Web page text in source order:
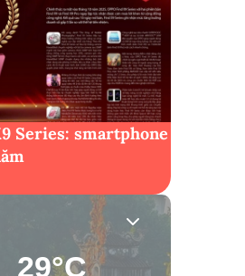
Series: smartphone
29°C